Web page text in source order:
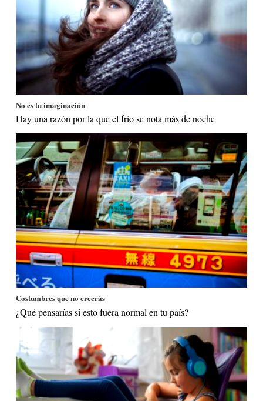
No es tu imaginación
Hay una razón por la que el frío se nota más de noche
Costumbres que no creerás
¿Qué pensarías si esto fuera normal en tu país?